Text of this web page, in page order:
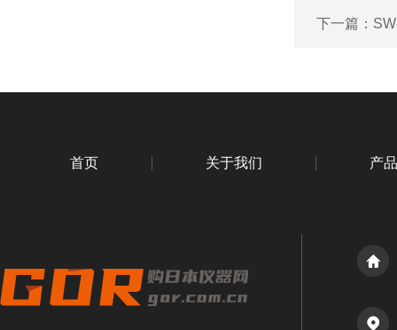
下一篇：
首页 关于我们 产